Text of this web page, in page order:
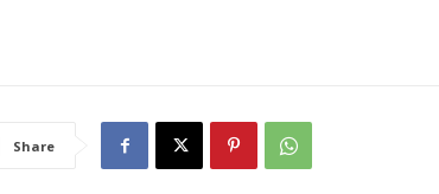
Share